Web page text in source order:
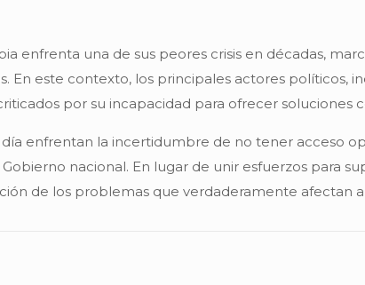
enfrenta una de sus peores crisis en décadas,
En este contexto, los principales actores
por su incapacidad para ofrecer soluciones
enfrentan la incertidumbre de no tener acceso
nacional. En lugar de unir esfuerzos para
de los problemas que verdaderamente afectan